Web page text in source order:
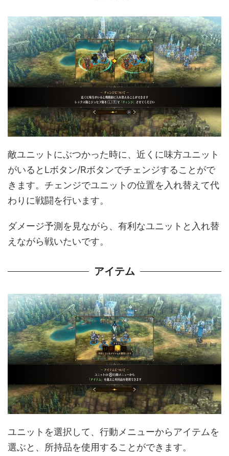
敵ユニットにぶつかった時に、近くに味方ユニット
がいるとLボタン/Rボタンでチェンジすることがで
きます。チェンジでユニットの位置を入れ替えて代
わりに戦闘を行います。
ダメージ予測を見ながら、有利なユニットと入れ替
えながら戦いたいです。
アイテム
ユニットを選択して、行動メニューからアイテムを
選ぶと、所持品を使用することができます。